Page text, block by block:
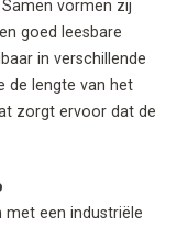
vormen zij
goed leesbare
in verschillende
de lengte van het
zorgt ervoor dat de
met een industriële